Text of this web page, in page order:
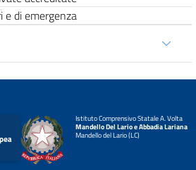
di emergenza
Istituto Comprensivo Statale A. Volta
Mandello Del Lario e Abbadia Lariana
Mandello del Lario (LC)